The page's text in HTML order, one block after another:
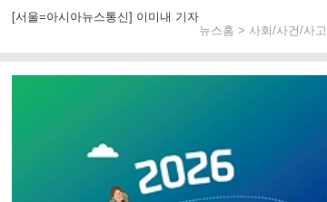
[서울=아시아뉴스통신] 이미내 기자
뉴스홈 > 사회/사건/사고